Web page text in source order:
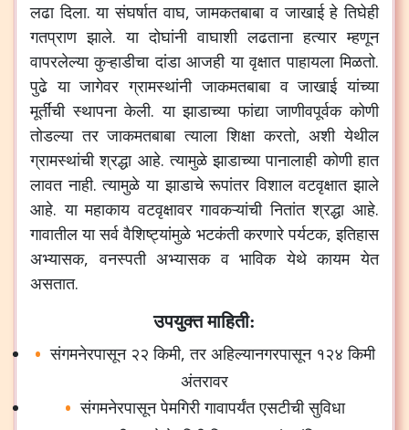
लढा दिला.या संघर्षात वाघ,जामकतबाबा व जाखाई हे तिघेही
गतप्राण झाले.या दोघांनी वाघाशी लढताना हत्यार म्हणून
वापरलेल्या कुऱ्हाडीचा दांडा आजही या वृक्षात पाहायला मिळतो.
पुढे या जागेवर ग्रामस्थांनी जाकमतबाबा व जाखाई यांच्या
मूर्तींची स्थापना केली.या झाडाच्या फांद्या जाणीवपूर्वक कोणी
तोडल्या तर जाकमतबाबा त्याला शिक्षा करतो,अशी येथील
ग्रामस्थांची श्रद्धा आहे.त्यामुळे झाडाच्या पानालाही कोणी हात
लावत नाही.त्यामुळे या झाडाचे रूपांतर विशाल वटवृक्षात झाले
आहे.या महाकाय वटवृक्षावर गावकऱ्यांची नितांत श्रद्धा आहे.
गावातील या सर्व वैशिष्ट्यांमुळे भटकंती करणारे पर्यटक,इतिहास
अभ्यासक,वनस्पती अभ्यासक व भाविक येथे कायम येत
असतात.
उपयुक्त माहिती:
संगमनेरपासून २२ किमी,तर अहिल्यानगरपासून १२४ किमी
अंतरावर
संगमनेरपासून पेमगिरी गावापर्यंत एसटीची सुविधा